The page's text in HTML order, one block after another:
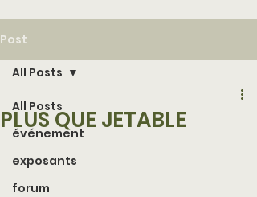
Post
All Posts
événement
exposants
forum
All Posts
PLUS QUE JETABLE